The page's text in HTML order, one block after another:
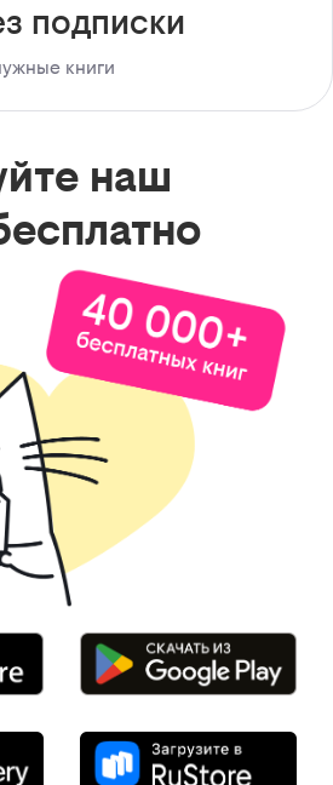
подписки
книги
наш